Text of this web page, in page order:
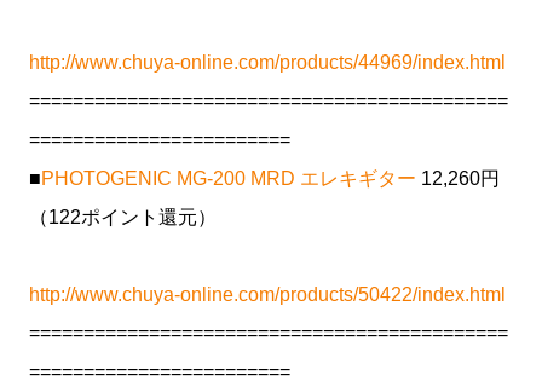
http://www.chuya-online.com/products/44969/index.html
============================================
========================
■PHOTOGENIC MG-200 MRD エレキギター 12,260円
（122ポイント還元）
http://www.chuya-online.com/products/50422/index.html
============================================
========================